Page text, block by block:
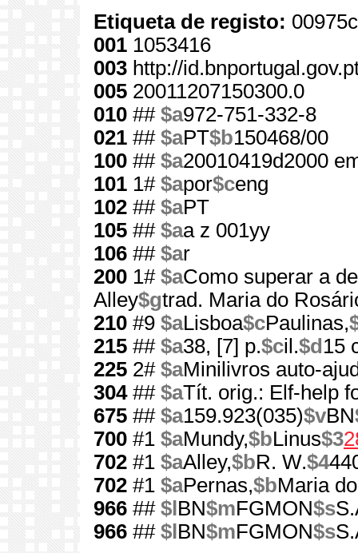
Etiqueta de registo:
001 1053416
003 http://
005 20011207150300.0
010 ## $a972-751-332-8
021 ## $aPT$b150468/00
100 ## $a20010419d2000
101 1# $apor$ceng
102 ## $aPT
105 ## $aa z 001yy
106 ## $ar
200 1# $aComo superar a
Alley$gtrad. Maria do
210 #9 $aLisboa$cPaulinas,
215 ## $a38, [7] p.$cil.$d 15
225 2# $aMinilivros auto-
304## $aTít. orig.: Elf-help
675 ## $a159.923(035)$vBN
700 #1 $aMundy,$bLinus$3
702 #1 $aAlley,$bR. W.$4
702 #1 $aPernas,$bMaria
966 ## $l BN$mFGMON$s
966 ## $l BN$mFGMON$s